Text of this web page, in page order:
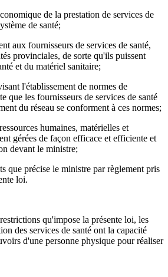
de la prestation de services de
de santé;
aux fournisseurs de services de santé,
provinciales, de sorte qu'ils puissent
et du matériel sanitaire;
l'établissement de normes de
que les fournisseurs de services de santé
du réseau se conforment à ces normes;
humaines, matérielles et
gérées de façon efficace et efficiente et
devant le ministre;
que précise le ministre par règlement pris
loi.
qu'impose la présente loi, les
des services de santé ont la capacité
d'une personne physique pour réaliser